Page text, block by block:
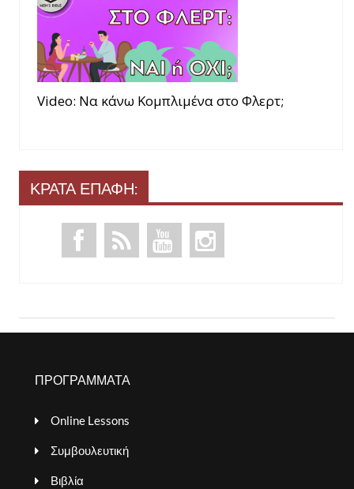
Video: Να κάνω Κομπλιμένα στο Φλερτ;
ΚΡΑΤΑ ΕΠΑΦΗ:
ΠΡΟΓΡΑΜΜΑΤΑ
Online Lessons
Συμβουλευτική
Βιβλία